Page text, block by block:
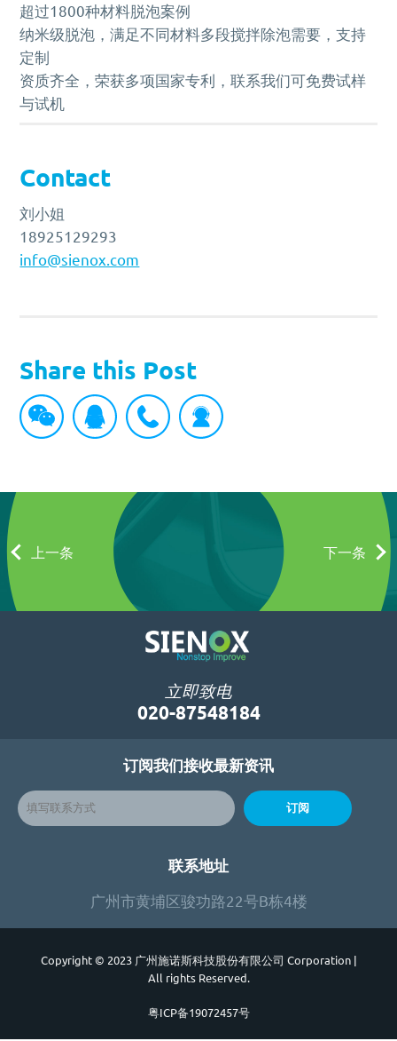
超过1800种材料脱泡案例
纳米级脱泡，满足不同材料多段搅拌除泡需要，支持
定制
资质齐全，荣获多项国家专利，联系我们可免费试样
与试机
Contact
刘小姐
18925129293
info@sienox.com
Share this Post
上一条 下一条
立即致电
020-87548184
订阅我们接收最新资讯
订阅
联系地址
广州市黄埔区骏功路22号B栋4楼
Copyright © 2023 广州施诺斯科技股份有限公司 Corporation |
All rights Reserved.
粤ICP备19072457号